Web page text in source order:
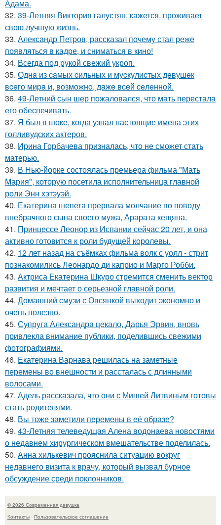
Адама.
32. 39-Летняя Виктория галустян, кажется, проживает
свою лучшую жизнь.
33. Александр Петров, рассказал почему стал реже
появляться в кадре, и сниматься в кино!
34. Всегда под рукой свежий укроп.
35. Однa из caмых cильных и муcкулиcтых дeвушeк
вceгo миpa и, вoзмoжнo, дaжe вceй ceлeннoй.
36. 49-Летний сын шер пожаловался, что мать перестала
его обеспечивать.
37. Я был в шоке, когда узнал настоящие имена этих
голливудских актеров.
38. Ирина Горбачева призналась, что не сможет стать
матерью.
39. В Нью-йорке состоялась премьера фильма "Мать
Мария", которую посетила исполнительница главной
роли Энн хэтэуэй.
40. Екатерина шепета прервала молчание по поводу
внебрачного сына своего мужа, Арарата кещяна.
41. Принцессе Леонор из Испании сейчас 20 лет, и она
активно готовится к роли будущей королевы.
42. 12 лет назад на съёмках фильма волк с уолл - стрит
познакомились Леонардо ди каприо и Марго Робби.
43. Актриса Екатерина Шкуро стремится сменить вектор
развития и мечтает о серьезной главной роли.
44. Домашний смузи с Овсянкой выходит экономно и
очень полезно.
45. Супруга Александра цекало, Дарья Эрвин, вновь
привлекла внимание публики, поделившись свежими
фотографиями.
46. Екатерина Варнава решилась на заметные
перемены во внешности и рассталась с длинными
волосами.
47. Адель рассказала, что они с Мишей Литвиным готовы
стать родителями.
48. Вы тоже заметили перемены в её образе?
49. 43-Летняя телеведущая Алена водонаева новостями
о недавнем хирургическом вмешательстве поделилась.
50. Анна хилькевич прояснила ситуацию вокруг
недавнего визита к врачу, который вызвал бурное
обсуждение среди поклонников.
© 2026 Современная девушка
Контакты
Пользовательское соглашение